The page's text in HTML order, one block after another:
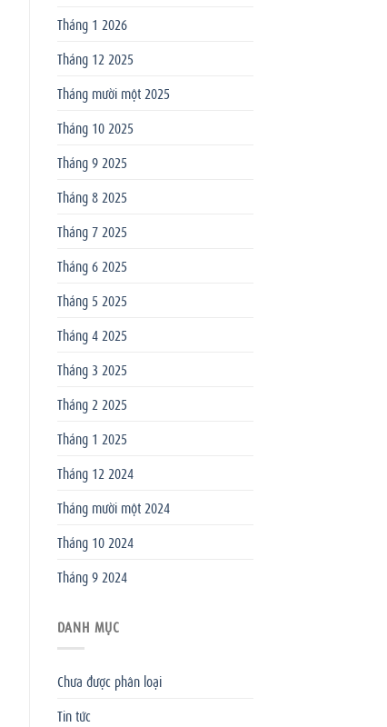
Tháng 1 2026
Tháng 12 2025
Tháng mười một 2025
Tháng 10 2025
Tháng 9 2025
Tháng 8 2025
Tháng 7 2025
Tháng 6 2025
Tháng 5 2025
Tháng 4 2025
Tháng 3 2025
Tháng 2 2025
Tháng 1 2025
Tháng 12 2024
Tháng mười một 2024
Tháng 10 2024
Tháng 9 2024
DANH MỤC
Chưa được phân loại
Tin tức